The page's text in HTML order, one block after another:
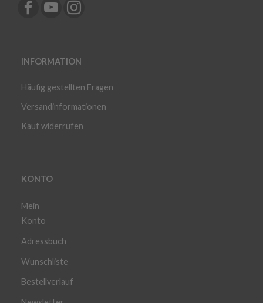
INFORMATION
Häufig gestellten Fragen
Versandinformationen
Kauf widerrufen
KONTO
Mein
Konto
Adressbuch
Wunschliste
Bestellverlauf